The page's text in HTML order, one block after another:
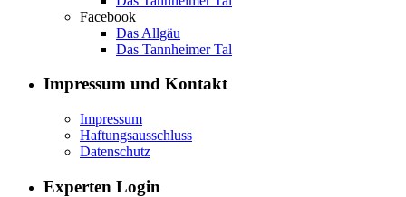
Facebook
Das Allgäu
Das Tannheimer Tal
Impressum und Kontakt
Impressum
Haftungsausschluss
Datenschutz
Experten Login